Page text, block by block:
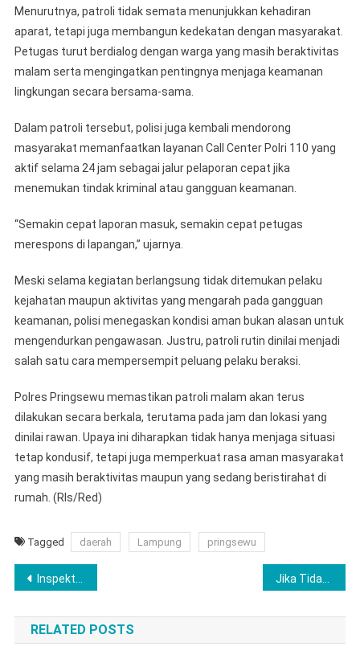
Menurutnya, patroli tidak semata menunjukkan kehadiran
aparat, tetapi juga membangun kedekatan dengan masyarakat.
Petugas turut berdialog dengan warga yang masih beraktivitas
malam serta mengingatkan pentingnya menjaga keamanan
lingkungan secara bersama-sama.
Dalam patroli tersebut, polisi juga kembali mendorong
masyarakat memanfaatkan layanan Call Center Polri 110 yang
aktif selama 24 jam sebagai jalur pelaporan cepat jika
menemukan tindak kriminal atau gangguan keamanan.
“Semakin cepat laporan masuk, semakin cepat petugas
merespons di lapangan,” ujarnya.
Meski selama kegiatan berlangsung tidak ditemukan pelaku
kejahatan maupun aktivitas yang mengarah pada gangguan
keamanan, polisi menegaskan kondisi aman bukan alasan untuk
mengendurkan pengawasan. Justru, patroli rutin dinilai menjadi
salah satu cara mempersempit peluang pelaku beraksi.
Polres Pringsewu memastikan patroli malam akan terus
dilakukan secara berkala, terutama pada jam dan lokasi yang
dinilai rawan. Upaya ini diharapkan tidak hanya menjaga situasi
tetap kondusif, tetapi juga memperkuat rasa aman masyarakat
yang masih beraktivitas maupun yang sedang beristirahat di
rumah. (Rls/Red)
Tagged daerah Lampung pringsewu
Navigasi
pos
Inspektorat Pringsewu Turun Tangan, Dugaan Iuran di Bulurejo Masuk Tahap Telaah
RELATED POSTS